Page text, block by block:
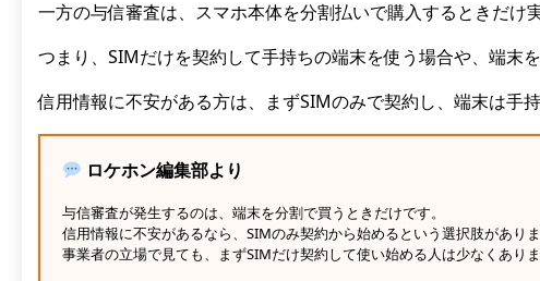
一方の与信審査は、スマホ本体を分割払いで購入するときだけ
つまり、SIMだけを契約して手持ちの端末を使う場合や、端末
信用情報に不安がある方は、まずSIMのみで契約し、端末は手
ロケホン編集部より
与信審査が発生するのは、端末を分割で買うときだけです。
信用情報に不安があるなら、SIMのみ契約から始めるという選択肢がありま
事業者の立場で見ても、まずSIMだけ契約して使い始める人は少なくありま